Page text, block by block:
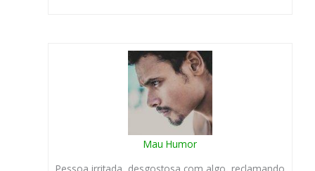
Mau Humor